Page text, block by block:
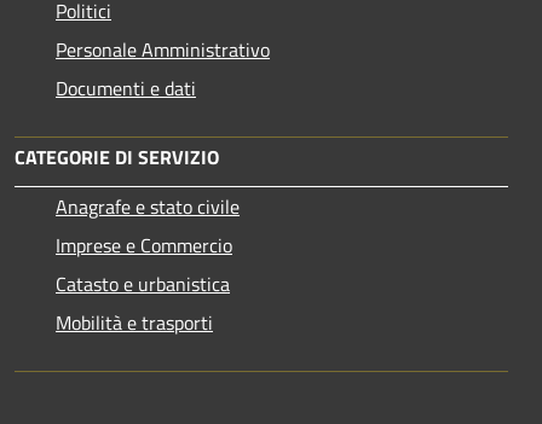
Politici
Personale Amministrativo
Documenti e dati
CATEGORIE DI SERVIZIO
Anagrafe e stato civile
Imprese e Commercio
Catasto e urbanistica
Mobilità e trasporti